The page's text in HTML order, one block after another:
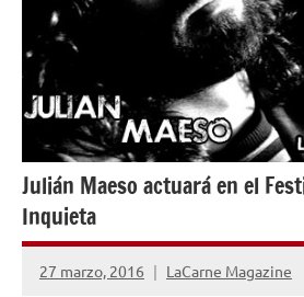
Julián Maeso actuará en el
Inquieta
27 marzo, 2016 LaCarne Magazine
1